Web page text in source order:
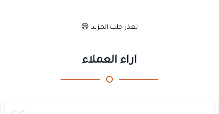
تعذر جلب المزيد 😢
آراء العملاء